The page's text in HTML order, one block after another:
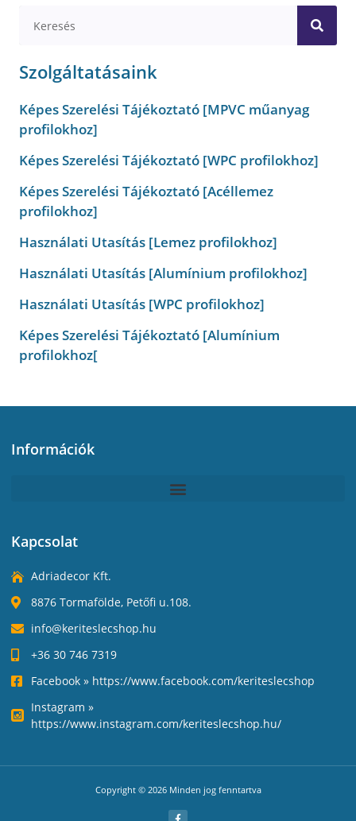
Szolgáltatásaink
Képes Szerelési Tájékoztató [MPVC műanyag
profilokhoz]
Képes Szerelési Tájékoztató [WPC profilokhoz]
Képes Szerelési Tájékoztató [Acéllemez
profilokhoz]
Használati Utasítás [Lemez profilokhoz]
Használati Utasítás [Alumínium profilokhoz]
Használati Utasítás [WPC profilokhoz]
Képes Szerelési Tájékoztató [Alumínium
profilokhoz[
Információk
Kapcsolat
Adriadecor Kft.
8876 Tormafölde, Petőfi u.108.
info@keriteslecshop.hu
+36 30 746 7319
Facebook » https://www.facebook.com/keriteslecshop
Instagram »
https://www.instagram.com/keriteslecshop.hu/
Copyright © 2026 Minden jog fenntartva